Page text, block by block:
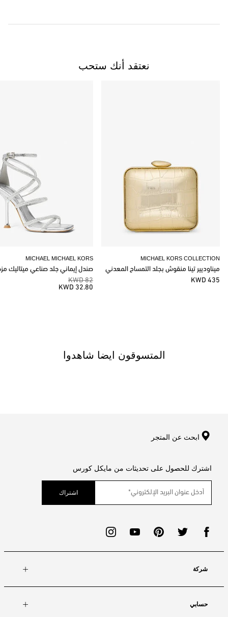
نعتقد أنك ستحب
MICHAEL MICHAEL KORS
صندل إيماني جلد صناعي ميتاليك
82 KWD
32.80 KWD
MICHAEL KORS COLLECTION
ميناوديير تينا منقوش بجلد التمساح المعدني
435 KWD
المتسوقون ايضا شاهدوا
ابحث عن المتجر
اشترك للحصول على تحديثات من مايكل كورس
اشتراك
شركة
حسابي